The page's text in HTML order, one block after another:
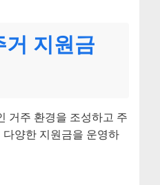
거 지원금
거주 환경을 조성하고 주
양한 지원금을 운영하